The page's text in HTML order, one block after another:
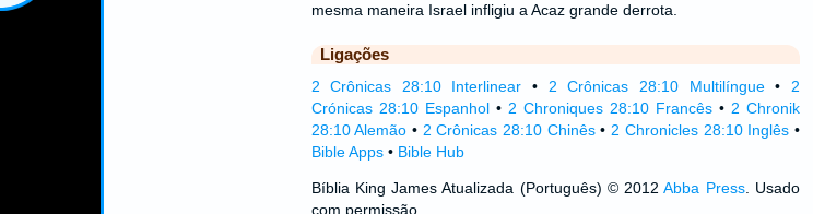
mesma maneira Israel infligiu a Acaz grande derrota.
Ligações
2 Crônicas 28:10 Interlinear • 2 Crônicas 28:10 Multilíngue• 2
Crónicas 28:10 Espanhol• 2 Chroniques 28:10 Francês• 2 Chronik
28:10 Alemão • 2 Crônicas 28:10 Chinês• 2 Chronicles 28:10 Inglês •
Bible Apps• Bible Hub
Bíblia King James Atualizada (Português) © 2012Abba Press. Usado
com permissão.